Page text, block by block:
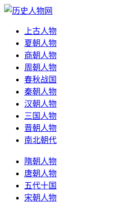
上古人物
夏朝人物
商朝人物
周朝人物
春秋战国
秦朝人物
汉朝人物
三国人物
晋朝人物
南北朝代
隋朝人物
唐朝人物
五代十国
宋朝人物